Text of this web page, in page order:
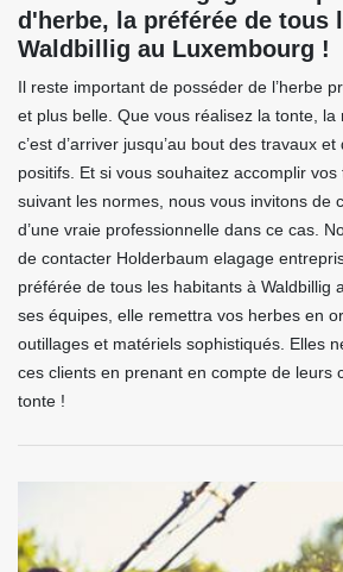
d'herbe, la préférée de tous
Waldbillig au Luxembourg !
Il reste important de posséder de l’herbe
et plus belle. Que vous réalisez la tonte, la
c’est d’arriver jusqu’au bout des travaux
positifs. Et si vous souhaitez accomplir vos
suivant les normes, nous vous invitons de
d’une vraie professionnelle dans ce cas.
de contacter Holderbaum elagage
préférée de tous les habitants à Waldbillig
ses équipes, elle remettra vos herbes en
outillages et matériels sophistiqués. Elles
ces clients en prenant en compte de leurs
tonte !